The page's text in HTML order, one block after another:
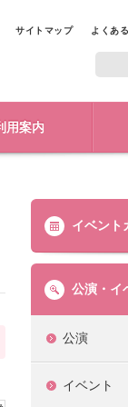
サイトマップ よくあ
用案内
イベント
公演・イ
公演
イベント